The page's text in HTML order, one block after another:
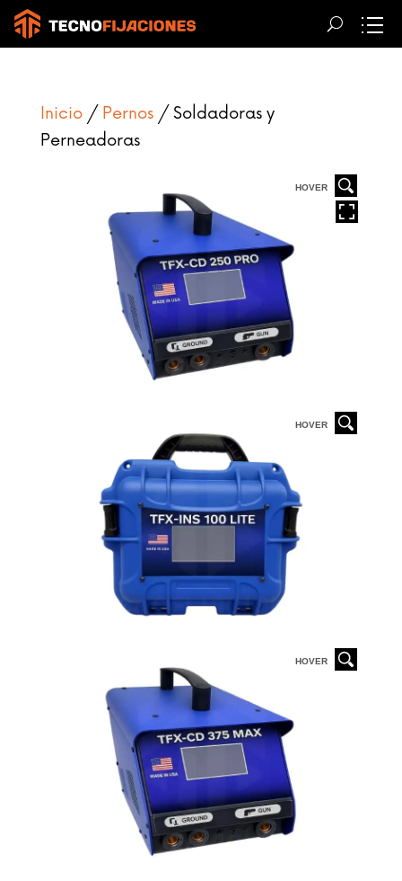
Inicio/ Pernos/ Soldadoras y
Perneadoras
HOVER
HOVER
HOVER